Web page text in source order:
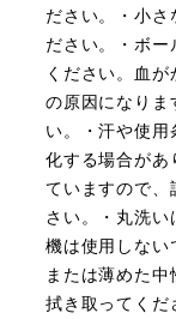
ださい。・小さ
ださい。・ボー
ください。血
の原因になりま
い。・汗や使用
化する場合があ
ていますので、
さい。・丸洗い
機は使用しない
または薄めた
拭き取ってくだ